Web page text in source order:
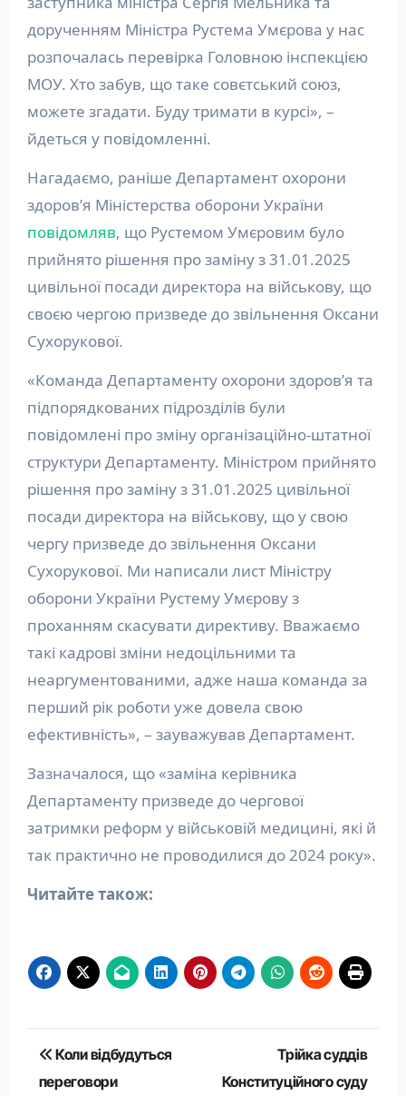
дорученням Міністра Рустема Умєрова у нас
розпочалась перевірка Головною інспекцією
МОУ. Хто забув, що таке совєтський союз,
можете згадати. Буду тримати в курсі», –
йдеться у повідомленні.
Нагадаємо, раніше Департамент охорони
здоров’я Міністерства оборони України
повідомляв, що Рустемом Умєровим було
прийнято рішення про заміну з 31.01.2025
цивільної посади директора на військову, що
своєю чергою призведе до звільнення Оксани
Сухорукової.
«Команда Департаменту охорони здоровʼя та
підпорядкованих підрозділів були
повідомлені про зміну організаційно-штатної
структури Департаменту. Міністром прийнято
рішення про заміну з 31.01.2025 цивільної
посади директора на військову, що у свою
чергу призведе до звільнення Оксани
Сухорукової. Ми написали лист Міністру
оборони України Рустему Умєрову з
проханням скасувати директиву. Вважаємо
такі кадрові зміни недоцільними та
неаргументованими, адже наша команда за
перший рік роботи уже довела свою
ефективність», – зауважував Департамент.
Зазначалося, що «заміна керівника
Департаменту призведе до чергової
затримки реформ у військовій медицині, які й
так практично не проводилися до 2024 року».
Читайте також:
Навігація
записів
Коли відбудуться
переговори
Трійка суддів
Конституційного суду